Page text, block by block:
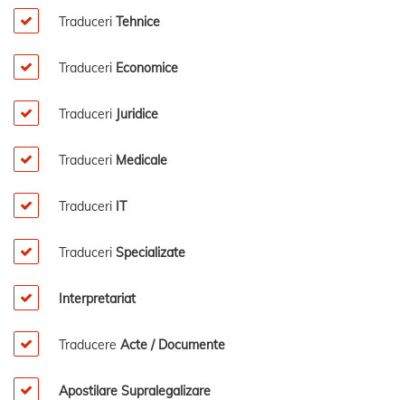
Traduceri Tehnice
Traduceri Economice
Traduceri Juridice
Traduceri Medicale
Traduceri IT
Traduceri Specializate
Interpretariat
Traducere Acte / Documente
Apostilare Supralegalizare